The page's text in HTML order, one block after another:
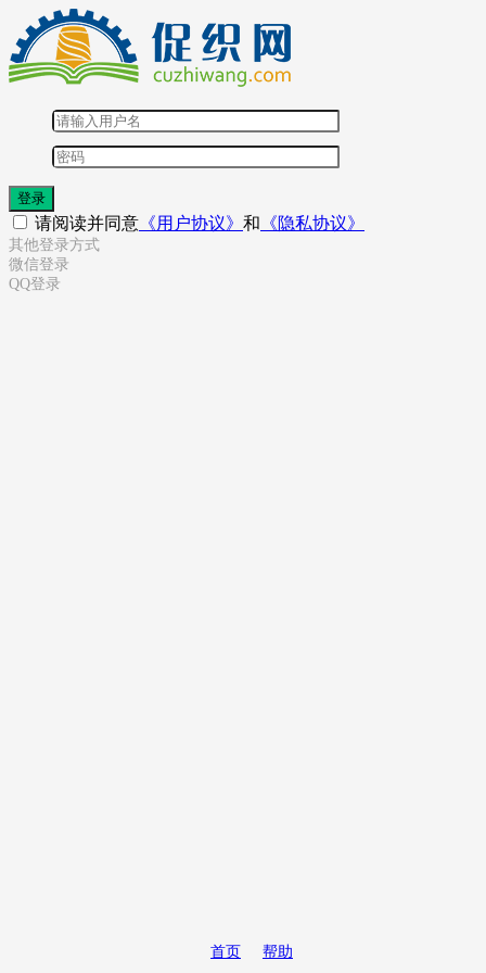
登录
请阅读并同意 《用户协议》 和 《隐私协议》
其他登录方式
微信登录
QQ登录
首页 帮助